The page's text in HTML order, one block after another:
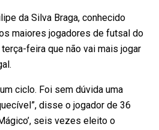
da Silva Braga, conhecido
maiores jogadores de futsal do
feira que não vai mais jogar
ciclo. Foi sem dúvida uma
disse o jogador de 36
seis vezes eleito o